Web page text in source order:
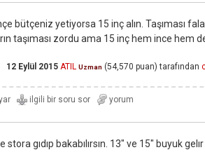
bütçeniz yetiyorsa 15 inç alın. Taşıması
taşıması zordu ama 15 inç hem ince hem
12 Eylül 2015 ATIL Uzman (54,570 puan) tarafından
stora gıdıp bakabılırsın. 13" ve 15" buyuk